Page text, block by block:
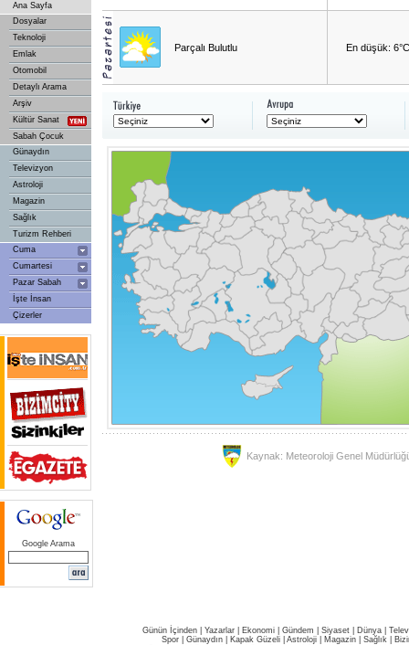
Ana Sayfa
Dosyalar
Teknoloji
Emlak
Otomobil
Detaylı Arama
Arşiv
Kültür Sanat
Sabah Çocuk
Günaydın
Televizyon
Astroloji
Magazin
Sağlık
Turizm Rehberi
Cuma
Cumartesi
Pazar Sabah
İşte İnsan
Çizerler
Google Arama
Parçalı Bulutlu En düşük: 6°C
Kaynak: Meteoroloji Genel
Günün İçinden Yazarlar Ekonomi Gündem Siyaset Dünya |
Spor
Günaydın Kapak Güzeli Astroloji Magazin Sağlık